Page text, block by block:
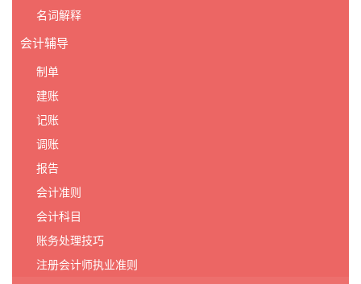
名词解释
会计辅导
制单
建账
记账
调账
报告
会计准则
会计科目
账务处理技巧
注册会计师执业准则